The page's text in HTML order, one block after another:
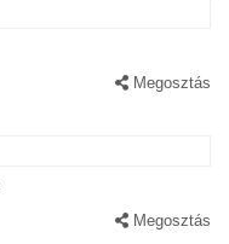
Megosztás
Megosztás